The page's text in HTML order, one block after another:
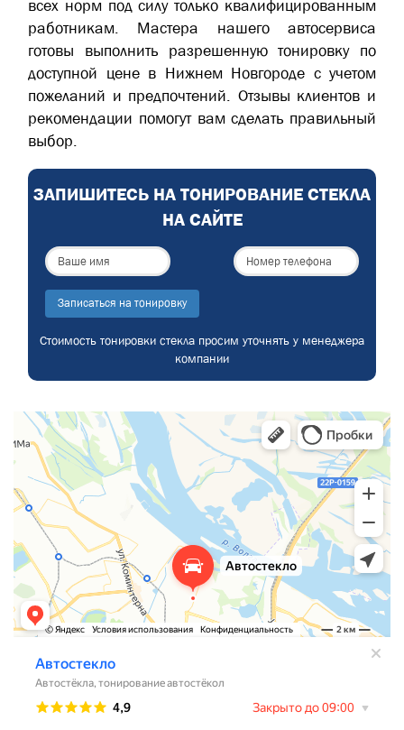
всех норм под силу только квалифицированным
работникам. Мастера нашего автосервиса
готовы выполнить разрешенную тонировку по
доступной цене в Нижнем Новгороде с учетом
пожеланий и предпочтений. Отзывы клиентов и
рекомендации помогут вам сделать правильный
выбор.
ЗАПИШИТЕСЬ НА ТОНИРОВАНИЕ СТЕКЛА
НА САЙТЕ
Записаться на тонировку
Стоимость тонировки стекла просим уточнять у менеджера
компании